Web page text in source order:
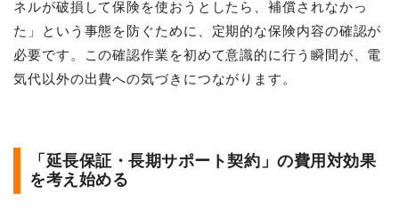
ネルが破損して保険を使おうとしたら、補償されなかっ
た」という事態を防ぐために、定期的な保険内容の確認が
必要です。この確認作業を初めて意識的に行う瞬間が、電
気代以外の出費への気づきにつながります。
「延長保証・長期サポート契約」の費用対効果
を考え始める